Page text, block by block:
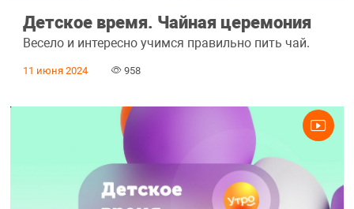
Детское время. Чайная церемония
Весело и интересно учимся правильно пить чай.
11 июня 2024 958